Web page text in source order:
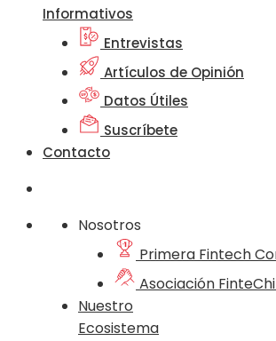
Informativos
Entrevistas
Artículos de Opinión
Datos Útiles
Suscríbete
Contacto
Nosotros
Primera Fintech
Asociación
Nuestro
Ecosistema